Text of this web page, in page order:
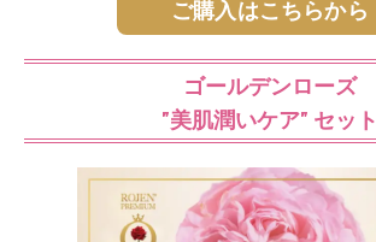
ご購入はこちらから
ゴールデンローズ
"美肌潤いケア" セット